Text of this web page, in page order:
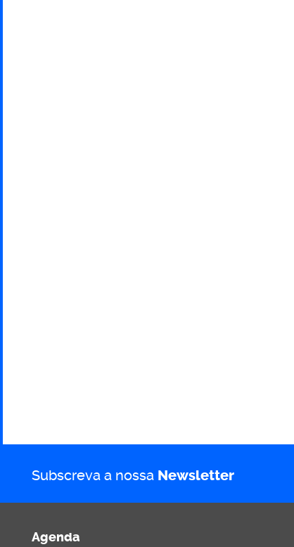
Subscreva a nossa Newsletter
Agenda